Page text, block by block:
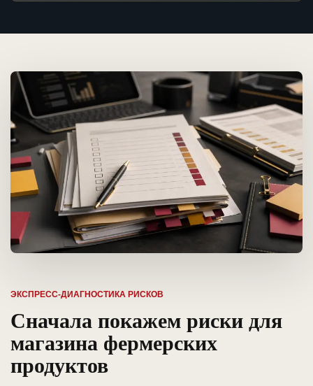
ЭКСПРЕСС-ДИАГНОСТИКА РИСКОВ
Сначала покажем риски для
магазина фермерских
продуктов